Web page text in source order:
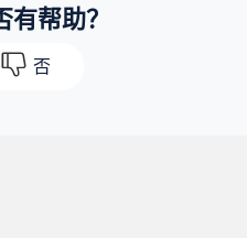
帮助？
否